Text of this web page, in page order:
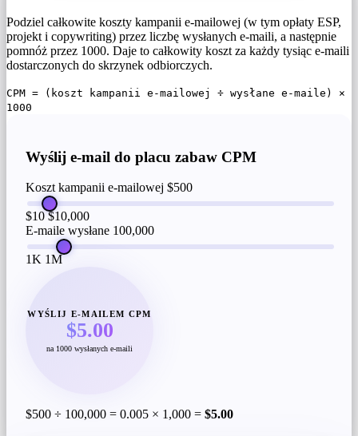
Podziel całkowite koszty kampanii e-mailowej (w tym opłaty ESP,
projekt i copywriting) przez liczbę wysłanych e-maili, a następnie
pomnóż przez 1000. Daje to całkowity koszt za każdy tysiąc e-maili
dostarczonych do skrzynek odbiorczych.
CPM = (koszt kampanii e-mailowej ÷ wysłane e-maile) ×
1000
Wyślij e-mail do placu zabaw CPM
Koszt kampanii e-mailowej $500
$10 $10,000
E-maile wysłane 100,000
1K 1M
WYŚLIJ E-MAILEM CPM
$5.00
na 1000 wysłanych e-maili
$500 ÷ 100,000 = 0.005 × 1,000 = $5.00